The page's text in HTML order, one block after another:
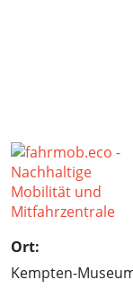
Ort:
Kempten-